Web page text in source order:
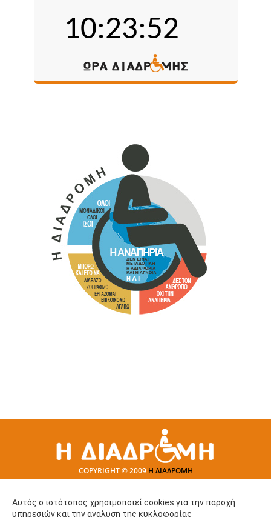
COPYRIGHT © 2009 Η ΔΙΑΔΡΟΜΗ
Αυτός ο ιστότοπος χρησιμοποιεί cookies για την παροχή
υπηρεσιών και την ανάλυση της κυκλοφορίας